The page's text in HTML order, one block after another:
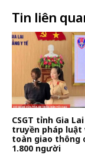
Tin liên
CSGT tỉnh Gia
truyền pháp luật
toàn giao thông
1.800 người